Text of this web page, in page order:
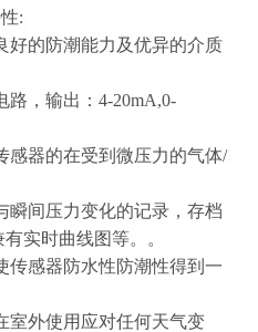
:
好的防潮能力及优异的介质
路，输出：4-20mA,0-
感器的在受到微压力的气体/
瞬间压力变化的记录，存档
实时曲线图等。。
传感器防水性防潮性得到一
室外使用应对任何天气变